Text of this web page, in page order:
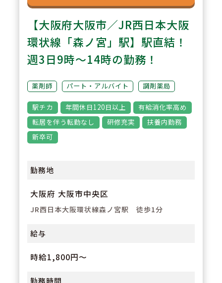
割分包機（2円盤型）、監査シス
テム、薬袋発行機、２次元処方箋
入力などの設備導入あり。薬剤師
が安心して働ける環境作りも推進
POINT3
福利厚生や職場環境の充実に力を
いれております。通勤1時間以上
ん。また有給休暇が取得しやすく
ランスが取りやすいです。
【大阪府大阪市／JR西日本大阪
環状線「森ノ宮」駅】駅直結！
週3日9時～14時の勤務！
薬剤師 パート・アルバイト 調剤薬局
駅チカ 年間休日120日以上
有給消化率高め
転居を伴う転勤なし
研修充実
扶養内勤務
新卒可
勤務地
大阪府 大阪市中央区
JR西日本大阪環状線森ノ宮駅 徒歩1分
給与
時給1,800円～
勤務時間